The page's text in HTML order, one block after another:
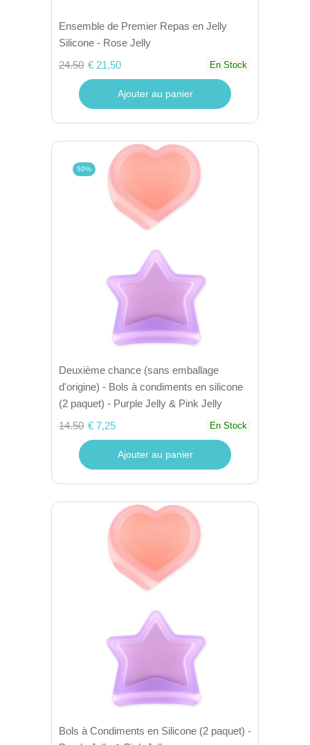
Ensemble de Premier Repas en Jelly
Silicone - Rose Jelly
24.50 € 21,50 En Stock
Ajouter au panier
50%
Deuxième chance (sans emballage
d'origine) - Bols à condiments en silicone
(2 paquet) - Purple Jelly & Pink Jelly
14.50 € 7,25 En Stock
Ajouter au panier
Bols à Condiments en Silicone (2 paquet) -